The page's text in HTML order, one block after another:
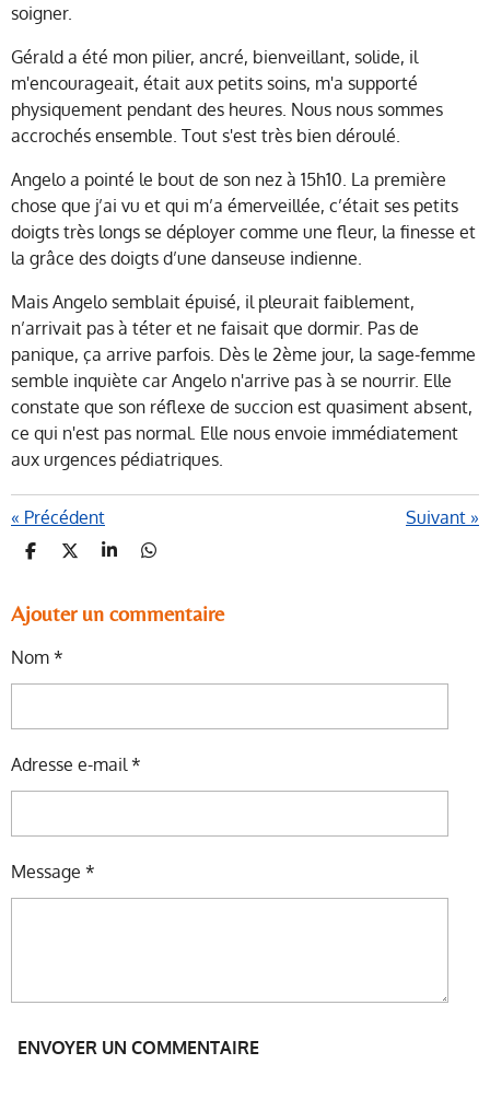
soigner.
Gérald a été mon pilier, ancré, bienveillant, solide, il
m'encourageait, était aux petits soins, m'a supporté
physiquement pendant des heures. Nous nous sommes
accrochés ensemble. Tout s'est très bien déroulé.
Angelo a pointé le bout de son nez à 15h10. La première
chose que j’ai vu et qui m’a émerveillée, c’était ses petits
doigts très longs se déployer comme une fleur, la finesse et
la grâce des doigts d’une danseuse indienne.
Mais Angelo semblait épuisé, il pleurait faiblement,
n’arrivait pas à téter et ne faisait que dormir. Pas de
panique, ça arrive parfois. Dès le 2ème jour, la sage-femme
semble inquiète car Angelo n'arrive pas à se nourrir. Elle
constate que son réflexe de succion est quasiment absent,
ce qui n'est pas normal. Elle nous envoie immédiatement
aux urgences pédiatriques.
« Précédent Suivant »
P
T
A
E
R
P
T
A
R
P
T
A
R
P
T
A
R
Ajouter un commentaire
Nom *
Adresse e-mail *
Message *
ENVOYER UN COMMENTAIRE